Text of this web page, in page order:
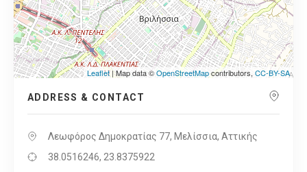
Leaflet| Map data ©OpenStreetMapcontributors,CC-BY-SA
ADDRESS & CONTACT
Λεωφόρος Δημοκρατίας 77, Μελίσσια, Αττικής
38.0516246, 23.8375922